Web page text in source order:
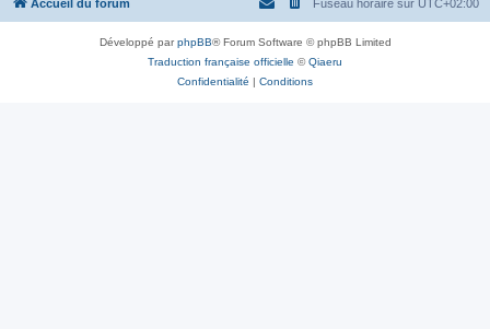
Accueil du forum Fuseau horaire sur UTC+02:00
Développé parphpBB® Forum Software © phpBB Limited
Traduction française officielle ©Qiaeru
Confidentialité | Conditions